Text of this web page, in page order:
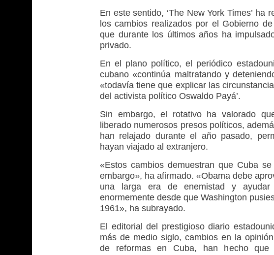
En este sentido, ‘The New York Times’ ha
los cambios realizados por el Gobierno
que durante los últimos años ha
privado.
En el plano político, el periódico
cubano «continúa maltratando y
«todavía tiene que explicar las
del activista político Oswaldo Payá’.
Sin embargo, el rotativo ha valorado
liberado numerosos presos políticos,
han relajado durante el año pasado,
hayan viajado al extranjero.
«Estos cambios demuestran que Cuba
embargo», ha afirmado. «Obama debe
una larga era de enemistad y
enormemente desde que Washington
1961», ha subrayado.
El editorial del prestigioso diario
más de medio siglo, cambios en la
de reformas en Cuba, han hecho que